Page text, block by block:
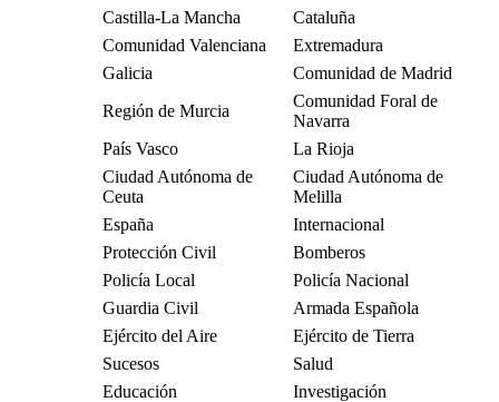
Castilla-La Mancha
Cataluña
Comunidad Valenciana
Extremadura
Galicia
Comunidad de Madrid
Región de Murcia
Comunidad Foral de
Navarra
País Vasco
La Rioja
Ciudad Autónoma de
Ceuta
Ciudad Autónoma de
Melilla
España
Internacional
Protección Civil
Bomberos
Policía Local
Policía Nacional
Guardia Civil
Armada Española
Ejército del Aire
Ejército de Tierra
Sucesos
Salud
Educación
Investigación